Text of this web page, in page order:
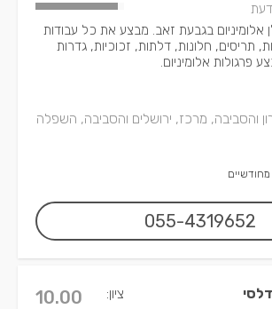
אלומיניום בגבעת זאב. מבצע את כל עבודות
תריסים, חלונות, דלתות, זכוכיות, גדרות
פרגולות אלומיניום.
והסביבה, מרכז, ירושלים והסביבה, השפלה
055-4319652
ציון: 10.00